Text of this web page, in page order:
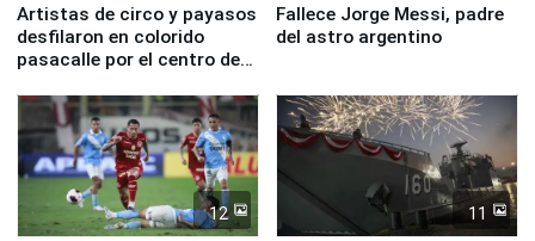
Artistas de circo y payasos
desfilaron en colorido
pasacalle por el centro de
Fallece Jorge Messi, padre
del astro argentino
12 11